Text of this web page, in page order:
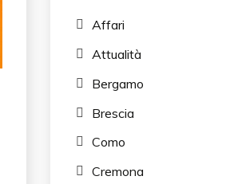
Affari
Attualità
Bergamo
Brescia
Como
Cremona